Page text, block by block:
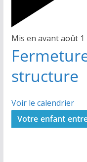
Mis en avantaoût 1
structure
Voir le calendrier
Votre enfant